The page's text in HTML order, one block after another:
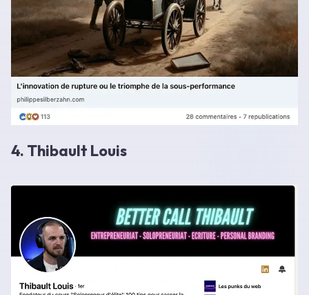
4. Thibault Louis